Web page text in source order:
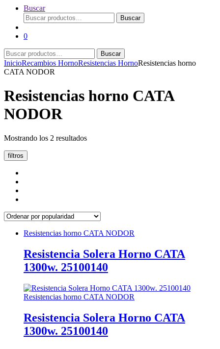
Buscar
Buscar
por:
Buscar
0
Buscar
por:
Buscar
InicioRecambios HornoResistencias HornoResistencias horno
CATA NODOR
Resistencias horno CATA
NODOR
Mostrando los 2 resultadosOrdenado
filtros
Resistencias horno CATA NODOR
Resistencia Solera Horno CATA
1300w. 25100140
Resistencias horno CATA NODOR
Resistencia Solera Horno CATA
1300w. 25100140